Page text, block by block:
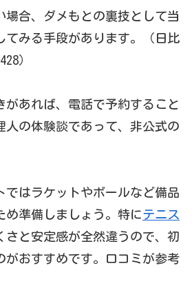
場合、ダメもとの裏技として当
てみる手段があります。（日比
）
があれば、電話で予約すること
人の体験談であって、非公式の
ではラケットやボールなど備品
め準備しましょう。特にテニス
さと安定感が全然違うので、初
がおすすめです。口コミが参考